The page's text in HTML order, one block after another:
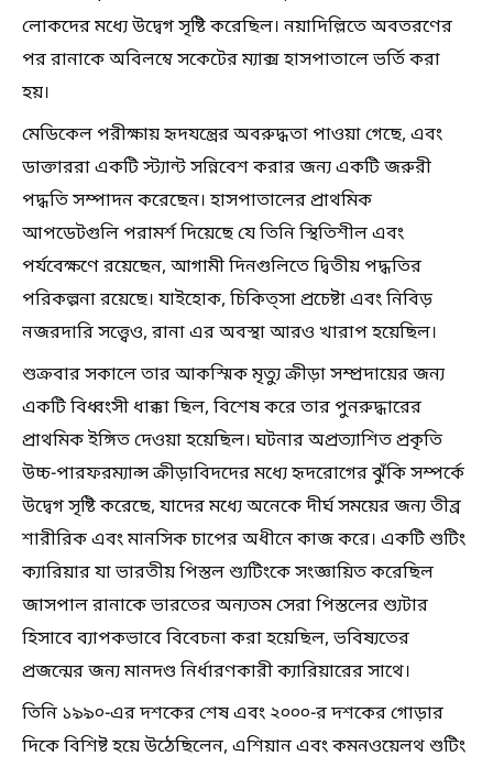
লোকদের মধ্যে উদ্বেগ সৃষ্টি করেছিল। নয়াদিল্লিতে অবতরণের
পর রানাকে অবিলম্বে সকেটের ম্যাক্স হাসপাতালে ভর্তি করা
হয়।
মেডিকেল পরীক্ষায় হৃদযন্ত্রের অবরুদ্ধতা পাওয়া গেছে, এবং
ডাক্তাররা একটি স্ট্যান্ট সন্নিবেশ করার জন্য একটি জরুরী
পদ্ধতি সম্পাদন করেছেন। হাসপাতালের প্রাথমিক
আপডেটগুলি পরামর্শ দিয়েছে যে তিনি স্থিতিশীল এবং
পর্যবেক্ষণে রয়েছেন, আগামী দিনগুলিতে দ্বিতীয় পদ্ধতির
পরিকল্পনা রয়েছে। যাইহোক, চিকিত্সা প্রচেষ্টা এবং নিবিড়
নজরদারি সত্ত্বেও, রানা এর অবস্থা আরও খারাপ হয়েছিল।
শুক্রবার সকালে তার আকস্মিক মৃত্যু ক্রীড়া সম্প্রদায়ের জন্য
একটি বিধ্বংসী ধাক্কা ছিল, বিশেষ করে তার পুনরুদ্ধারের
প্রাথমিক ইঙ্গিত দেওয়া হয়েছিল। ঘটনার অপ্রত্যাশিত প্রকৃতি
উচ্চ-পারফরম্যান্স ক্রীড়াবিদদের মধ্যে হৃদরোগের ঝুঁকি সম্পর্কে
উদ্বেগ সৃষ্টি করেছে, যাদের মধ্যে অনেকে দীর্ঘ সময়ের জন্য তীব্র
শারীরিক এবং মানসিক চাপের অধীনে কাজ করে। একটি শুটিং
ক্যারিয়ার যা ভারতীয় পিস্তল শ্যুটিংকে সংজ্ঞায়িত করেছিল
জাসপাল রানাকে ভারতের অন্যতম সেরা পিস্তলের শ্যুটার
হিসাবে ব্যাপকভাবে বিবেচনা করা হয়েছিল, ভবিষ্যতের
প্রজন্মের জন্য মানদণ্ড নির্ধারণকারী ক্যারিয়ারের সাথে।
তিনি ১৯৯০-এর দশকের শেষ এবং ২০০০-র দশকের গোড়ার
দিকে বিশিষ্ট হয়ে উঠেছিলেন, এশিয়ান এবং কমনওয়েলথ শুটিং